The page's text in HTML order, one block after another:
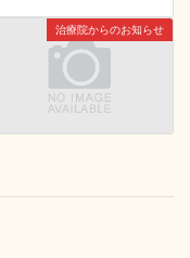
治療院からのお知らせ